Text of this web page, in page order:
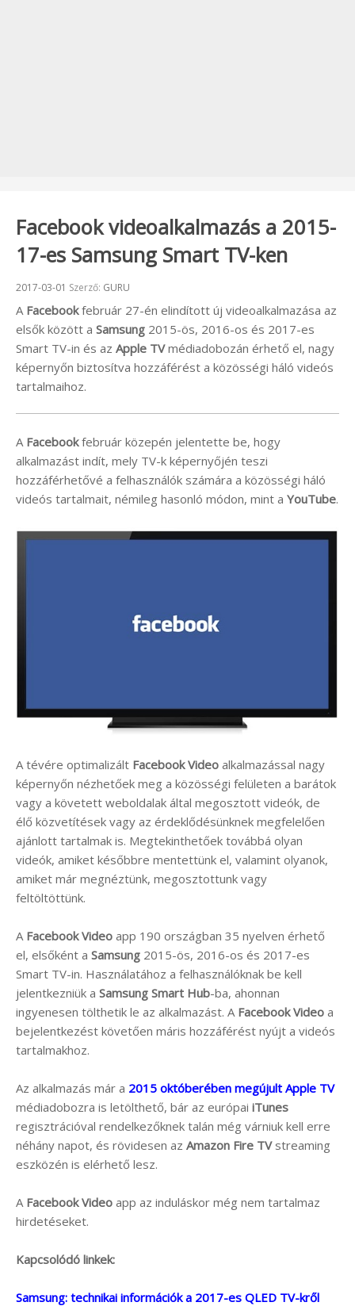
Facebook videoalkalmazás a 2015-
17-es Samsung Smart TV-ken
Beküldve:
2017-03-01 Szerző: GURU
A Facebookfebruár 27-én elindított új videoalkalmazása az
elsők között a Samsung 2015-ös, 2016-os és 2017-es
Smart TV-in és az Apple TVmédiadobozán érhető el, nagy
képernyőn biztosítva hozzáférést a közösségi háló videós
tartalmaihoz.
A Facebookfebruár közepén jelentette be, hogy
alkalmazást indít, mely TV-k képernyőjén teszi
hozzáférhetővé a felhasználók számára a közösségi háló
videós tartalmait, némileg hasonló módon, mint a YouTube.
A tévére optimalizált Facebook Video alkalmazással nagy
képernyőn nézhetőek meg a közösségi felületen a barátok
vagy a követett weboldalak által megosztott videók, de
élő közvetítések vagy az érdeklődésünknek megfelelően
ajánlott tartalmak is. Megtekinthetőek továbbá olyan
videók, amiket későbbre mentettünk el, valamint olyanok,
amiket már megnéztünk, megosztottunk vagy
feltöltöttünk.
A Facebook Video app 190 országban 35 nyelven érhető
el, elsőként a Samsung 2015-ös, 2016-os és 2017-es
Smart TV-in. Használatához a felhasználóknak be kell
jelentkezniük a Samsung Smart Hub-ba, ahonnan
ingyenesen tölthetik le az alkalmazást. A Facebook Video a
bejelentkezést követően máris hozzáférést nyújt a videós
tartalmakhoz.
Az alkalmazás már a 2015 októberében megújult Apple TV
médiadobozra is letölthető, bár az európai iTunes
regisztrációval rendelkezőknek talán még várniuk kell erre
néhány napot, és rövidesen az Amazon Fire TVstreaming
eszközén is elérhető lesz.
A Facebook Video app az induláskor még nem tartalmaz
hirdetéseket.
Kapcsolódó linkek:
Samsung: technikai információk a 2017-es QLED TV-kről